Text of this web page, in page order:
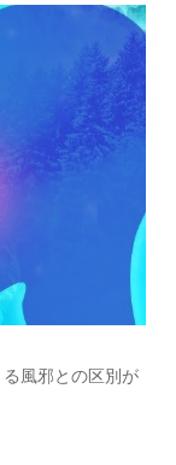
風邪との区別が